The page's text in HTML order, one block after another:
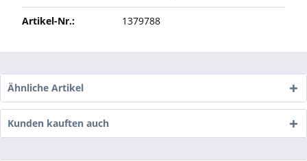
Artikel-Nr.: 1379788
Ähnliche Artikel
Kunden kauften auch